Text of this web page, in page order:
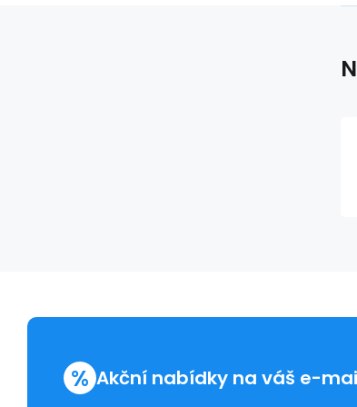
% Akční nabídky na váš e-